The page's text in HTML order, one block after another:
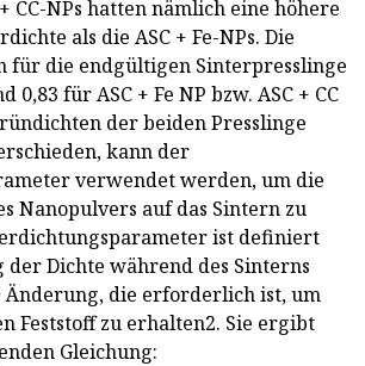
CC-NPs hatten nämlich eine höhere
als die ASC + Fe-NPs. Die
für die endgültigen Sinterpresslinge
0,83 für ASC + Fe NP bzw. ASC + CC
der beiden Presslinge
kann der
verwendet werden, um die
Nanopulvers auf das Sintern zu
ist definiert
der Dichte während des Sinterns
die erforderlich ist, um
Feststoff zu erhalten2. Sie ergibt
Gleichung: